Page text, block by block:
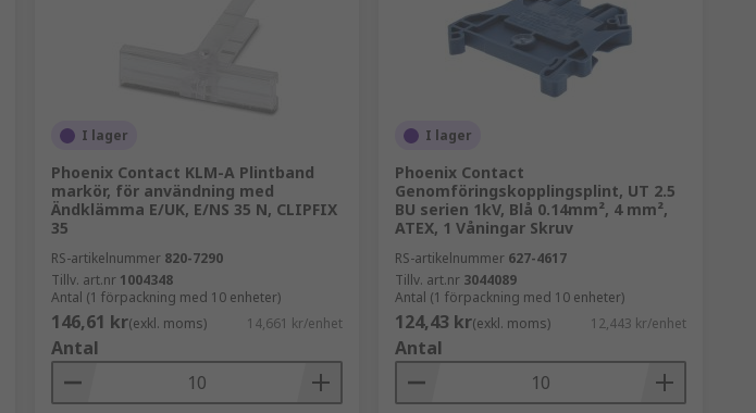
I lager
Phoenix Contact KLM-A Plintband
markör, för användning med
Ändklämma E/UK, E/NS 35 N, CLIPFIX
35
RS-artikelnummer 820-7290
Tillv. art.nr 1004348
Antal (1 förpackning med 10 enheter)
146,61 kr(exkl. moms) 14,661 kr/enhet
Antal
I lager
Phoenix Contact
Genomföringskopplingsplint, UT 2.5
BU serien 1kV, Blå 0.14mm², 4 mm²,
ATEX, 1 Våningar Skruv
RS-artikelnummer 627-4617
Tillv. art.nr 3044089
Antal (1 förpackning med 10 enheter)
124,43 kr(exkl. moms) 12,443 kr/enhet
Antal